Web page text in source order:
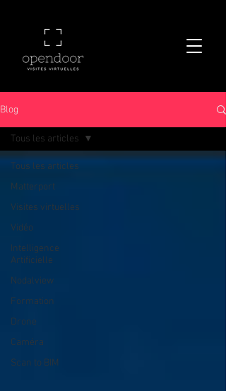
Blog
Tous les articles
Matterport
Visites virtuelles
Vidéo
Intelligence
Artificielle
Nodalview
Formation
Drone
Caméra
Scan to BIM
Tous les articles